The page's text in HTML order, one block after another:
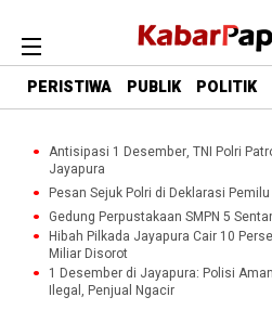
PERISTIWA PUBLIK POLITIK
Antisipasi 1 Desember, TNI Polri
Jayapura
Pesan Sejuk Polri di Deklarasi
Gedung Perpustakaan SMPN 5
Hibah Pilkada Jayapura Cair 10
Miliar Disorot
1 Desember di Jayapura: Polisi
Ilegal, Penjual Ngacir